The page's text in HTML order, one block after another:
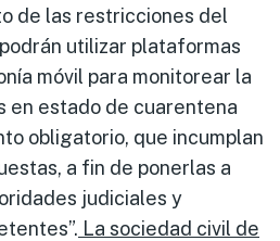
de las restricciones del
utilizar plataformas
móvil para monitorear la
en estado de cuarentena
obligatorio, que incumplan
a fin de ponerlas a
judiciales y
La sociedad civil de